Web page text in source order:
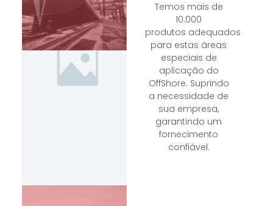
Temos mais de
10.000
produtos adequados
para estas áreas
especiais de
aplicação do
OffShore. Suprindo
a necessidade de
sua empresa,
garantindo um
fornecimento
confiável.